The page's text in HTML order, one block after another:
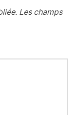
Les champs